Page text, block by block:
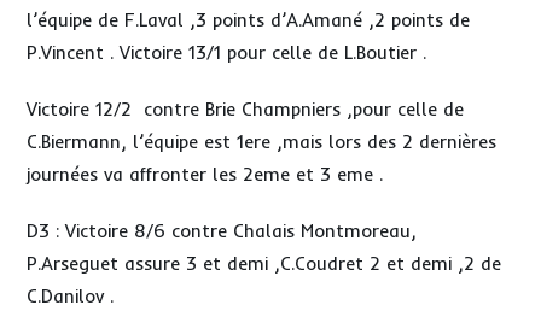
l’équipe de F.Laval ,3 points d’A.Amané ,2 points de
P.Vincent . Victoire 13/1 pour celle de L.Boutier .
Victoire 12/2 contre Brie Champniers ,pour celle de
C.Biermann, l’équipe est 1ere ,mais lors des 2 dernières
journées va affronter les 2eme et 3 eme .
D3 : Victoire 8/6 contre Chalais Montmoreau,
P.Arseguet assure 3 et demi ,C.Coudret 2 et demi ,2 de
C.Danilov .